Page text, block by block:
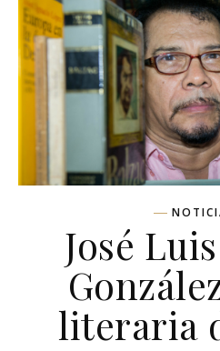
José
literaria